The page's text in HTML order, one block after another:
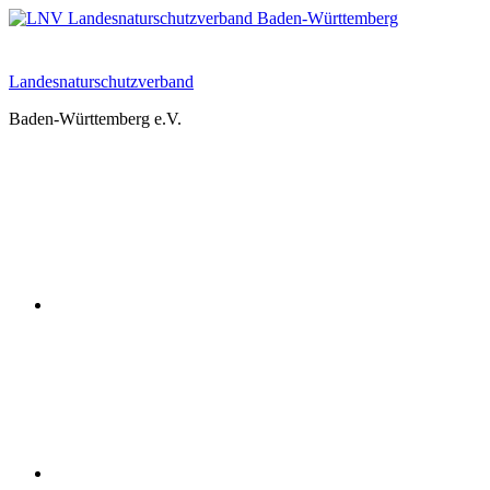
Zum
Landesnaturschutzverband
Baden-Württemberg e.V.